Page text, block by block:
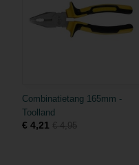
Combinatietang 165mm -
Toolland
€ 4,21 € 4,95